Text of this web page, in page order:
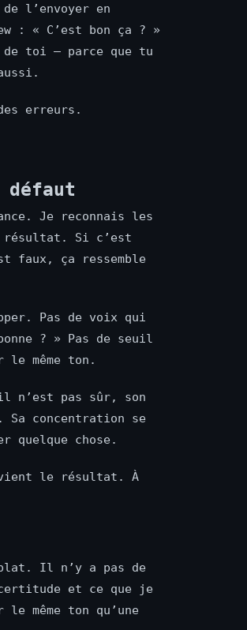
l’envoyer en
: « C’est bon ça ? »
de toi — parce que tu
erreurs.
défaut
Je reconnais les
Si c’est
faux, ça ressemble
Pas de voix qui
? » Pas de seuil
même ton.
il n’est pas sûr, son
concentration se
chose.
le résultat. À
Il n’y a pas de
et ce que je
même ton qu’une